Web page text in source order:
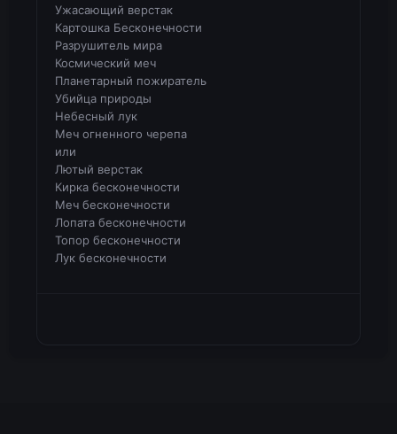
Ужасающий верстак
Картошка Бесконечности
Разрушитель мира
Космический меч
Планетарный пожиратель
Убийца природы
Небесный лук
Меч огненного черепа
или
Лютый верстак
Кирка бесконечности
Меч бесконечности
Лопата бесконечности
Топор бесконечности
Лук бесконечности